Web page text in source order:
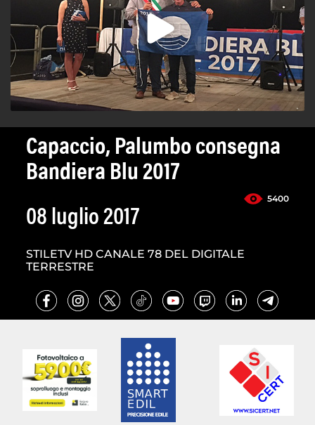
Capaccio, Palumbo consegna
Bandiera Blu 2017
5400
08 luglio 2017
STILETV HD CANALE 78 DEL DIGITALE
TERRESTRE